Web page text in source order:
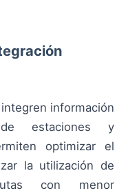
información
estaciones y
optimizar el
la utilización de
con menor